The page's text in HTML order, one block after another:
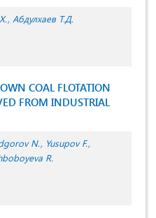
Абдулхаев Т.Д.
COAL FLOTATION
FROM INDUSTRIAL
N.
Yusupov F.
R.